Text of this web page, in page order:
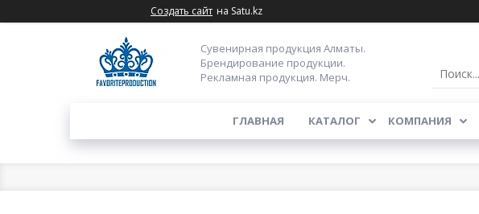
Создать сайт на Satu.kz
Сувенирная продукция Алматы.
Брендирование продукции.
Рекламная продукция. Мерч.
ГЛАВНАЯ КАТАЛОГ КОМПАНИЯ